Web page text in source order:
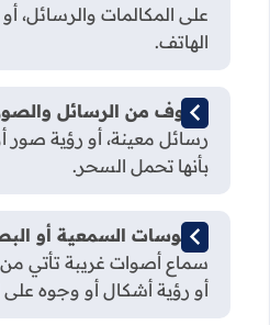
على المكالمات
الهاتف.
الخوف من الرسائل
رسائل معينة، أو رؤية صور
بأنها تحمل السحر.
الهلوسات السمعية أو
سماع أصوات غريبة تأتي
أو رؤية أشكال أو وجوه